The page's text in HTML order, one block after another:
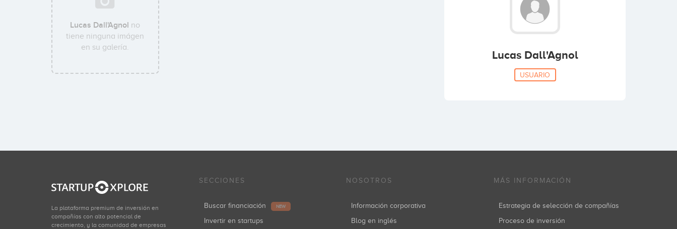
Lucas Dall'Agnol no
tiene ninguna imágen
en su galería.
Lucas Dall'Agnol
USUARIO
La plataforma premium de inversión en
compañías con alto potencial de
crecimiento, y la comunidad de empresas
SECCIONES
Buscar financiación NEW
Invertir en startups
NOSOTROS
Información corporativa
Blog en inglés
MÁS INFORMACIÓN
Estrategia de selección de compañías
Proceso de inversión